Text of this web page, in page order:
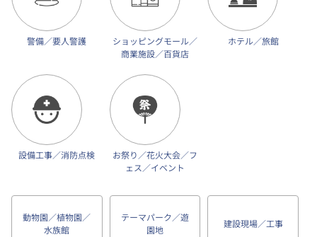
警備／要人警護
ショッピングモール／
商業施設／百貨店
ホテル／旅館
設備工事／消防点検
お祭り／花火大会／フ
ェス／イベント
動物園／植物園／
水族館
テーマパーク／遊
園地
建設現場／工事